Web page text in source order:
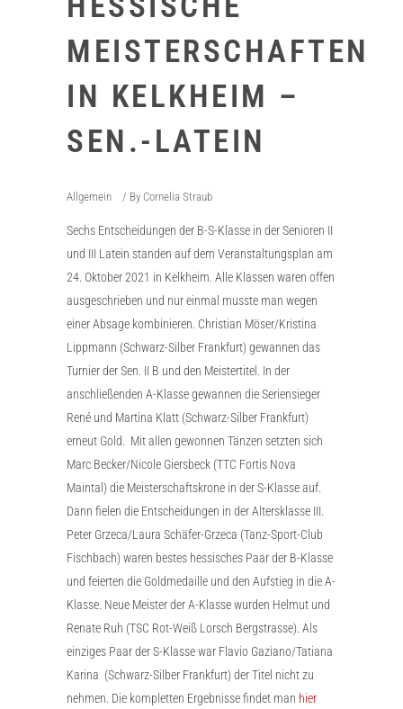
MEISTERSCHAFTEN
IN KELKHEIM –
SEN.-LATEIN
Allgemein By Cornelia Straub
Sechs Entscheidungen der B-S-Klasse in der Senioren II
und III Latein standen auf dem Veranstaltungsplan am
24. Oktober 2021 in Kelkheim. Alle Klassen waren offen
ausgeschrieben und nur einmal musste man wegen
einer Absage kombinieren. Christian Möser/Kristina
Lippmann (Schwarz-Silber Frankfurt) gewannen das
Turnier der Sen. II B und den Meistertitel. In der
anschließenden A-Klasse gewannen die Seriensieger
René und Martina Klatt (Schwarz-Silber Frankfurt)
erneut Gold. Mit allen gewonnen Tänzen setzten sich
Marc Becker/Nicole Giersbeck (TTC Fortis Nova
Maintal) die Meisterschaftskrone in der S-Klasse auf.
Dann fielen die Entscheidungen in der Altersklasse III.
Peter Grzeca/Laura Schäfer-Grzeca (Tanz-Sport-Club
Fischbach) waren bestes hessisches Paar der B-Klasse
und feierten die Goldmedaille und den Aufstieg in die A-
Klasse. Neue Meister der A-Klasse wurden Helmut und
Renate Ruh (TSC Rot-Weiß Lorsch Bergstrasse). Als
einziges Paar der S-Klasse war Flavio Gaziano/Tatiana
Karina (Schwarz-Silber Frankfurt) der Titel nicht zu
nehmen. Die kompletten Ergebnisse findet man hier